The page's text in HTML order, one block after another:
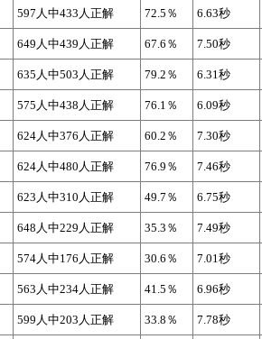
597人中433人正解 72.5％ 6.63秒
649人中439人正解 67.6％ 7.50秒
635人中503人正解 79.2％ 6.31秒
575人中438人正解 76.1％ 6.09秒
624人中376人正解 60.2％ 7.30秒
624人中480人正解 76.9％ 7.46秒
623人中310人正解 49.7％ 6.75秒
648人中229人正解 35.3％ 7.49秒
574人中176人正解 30.6％ 7.01秒
563人中234人正解 41.5％ 6.96秒
599人中203人正解 33.8％ 7.78秒